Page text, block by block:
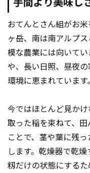
手間より美味し
おてんとさん組がお
ヶ岳、南は南アルプ
模な農業には向いて
や、長い日照、昼夜
環境に恵まれています。
今ではほとんど見か
取った稲を束ねて、
ことで、茎や葉に残
します。乾燥器で乾
籾だけの状態にする